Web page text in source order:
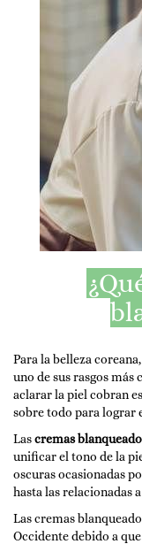
Para la belleza
uno de sus rasgos
aclarar la piel cobran
sobre todo para lograr
Lascremas
unificar el tono de la
oscuras ocasionadas
hasta las relacionadas
Las cremas
Occidente debido a